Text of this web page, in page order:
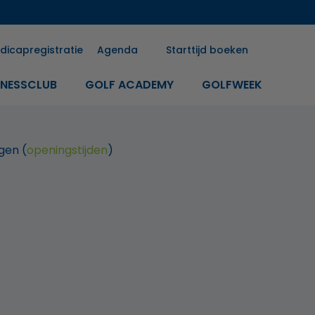
Agenda Starttijd boeken
GOLF ACADEMY GOLFWEEK
(openingstijden)